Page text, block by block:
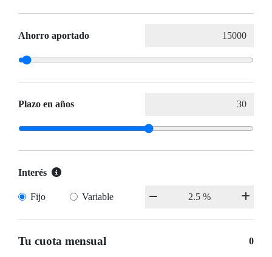
Ahorro aportado
Plazo en años
Interés
Fijo Variable
Tu cuota mensual 0